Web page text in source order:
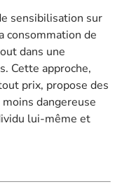
sensibilisation sur
consommation de
dans une
Cette approche,
prix, propose des
dangereuse
lui-même et